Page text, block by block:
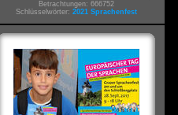
Betrachtungen: 666752
Schlüsselwörter: 2021 Sprachenfest